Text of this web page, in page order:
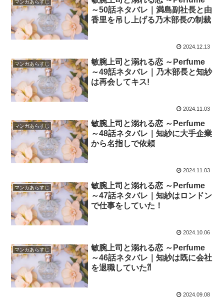
マンガあらすじ
～50話ネタバレ｜満島副社長と由
香里を吊し上げる乃木部長の制裁
2024.12.13
マンガあらすじ
敏腕上司と溺れる恋 ～Perfume
～49話ネタバレ｜乃木部長と知紗
は再会してキス!
2024.11.03
マンガあらすじ
敏腕上司と溺れる恋 ～Perfume
～48話ネタバレ｜知紗に大手企業
から名指しで依頼
2024.11.03
マンガあらすじ
敏腕上司と溺れる恋 ～Perfume
～47話ネタバレ｜知紗はロンドン
で仕事をしていた！
2024.10.06
マンガあらすじ
敏腕上司と溺れる恋 ～Perfume
～46話ネタバレ｜知紗は既に会社
を退職していた⁈
2024.09.08